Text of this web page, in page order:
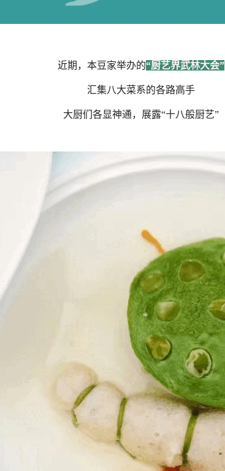
近期，本豆家举办的“厨艺界武林大会”
汇集八大菜系的各路高手
大厨们各显神通，展露“十八般厨艺”